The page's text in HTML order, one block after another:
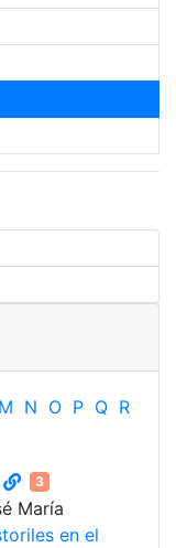
M N O P Q R
3
María
en el